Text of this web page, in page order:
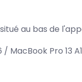
au bas de
MacBook Pro 13